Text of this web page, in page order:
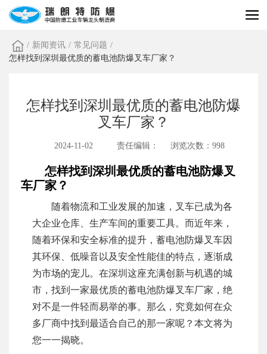
/ 新闻资讯 / 常见问题 /
怎样找到深圳最优质的蓄电池防爆叉车厂家？
怎样找到深圳最优质的蓄电池防爆
叉车厂家？
2024-11-02 责任编辑： 浏览次数：998
怎样找到深圳最优质的蓄电池防爆叉
车厂家？
随着物流和工业发展的加速，叉车已成为各
大企业仓库、生产车间的重要工具。而近年来，
随着环保和安全标准的提升，蓄电池防爆叉车因
其环保、低噪音以及安全性能佳的特点，逐渐成
为市场的宠儿。在深圳这座充满创新与机遇的城
市，找到一家最优质的蓄电池防爆叉车厂家，绝
对不是一件轻而易举的事。那么，究竟如何在众
多厂商中找到最适合自己的那一家呢？本文将为
您一一揭晓。